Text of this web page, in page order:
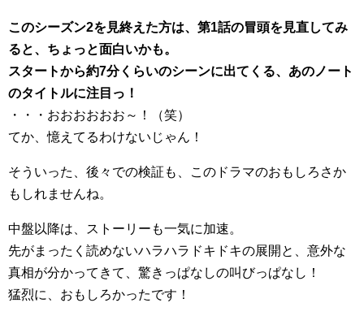
このシーズン2を見終えた方は、第1話の冒頭を見直してみ
ると、ちょっと面白いかも。
スタートから約7分くらいのシーンに出てくる、あのノート
のタイトルに注目っ！
・・・おおおおおお～！（笑）
てか、憶えてるわけないじゃん！
そういった、後々での検証も、このドラマのおもしろさか
もしれませんね。
中盤以降は、ストーリーも一気に加速。
先がまったく読めないハラハラドキドキの展開と、意外な
真相が分かってきて、驚きっぱなしの叫びっぱなし！
猛烈に、おもしろかったです！